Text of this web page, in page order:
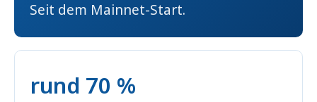
Seit dem Mainnet-Start.
rund 70 %